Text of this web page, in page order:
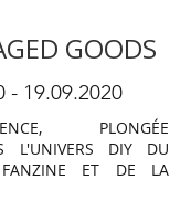
GOODS
- 19.09.2020
PLONGÉE
L'UNIVERS DIY DU
ET DE LA